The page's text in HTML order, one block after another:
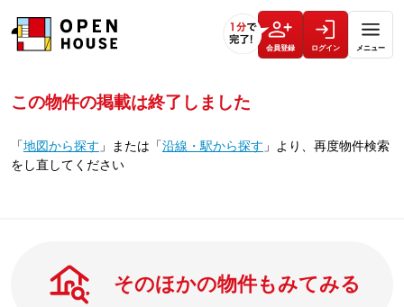
会員登録 ログイン メニュー
この物件の掲載は終了しました
「地図から探す 」 または 「沿線・駅から探す 」 より、再度物件検索
をし直してください
そのほかの物件もみてみる